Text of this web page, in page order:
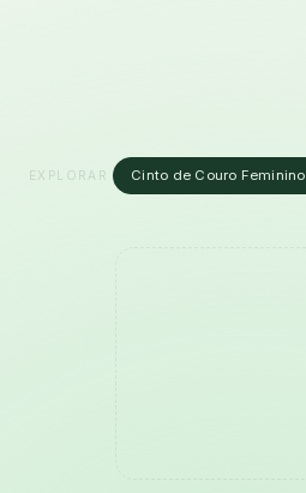
Cinto de Couro Feminino